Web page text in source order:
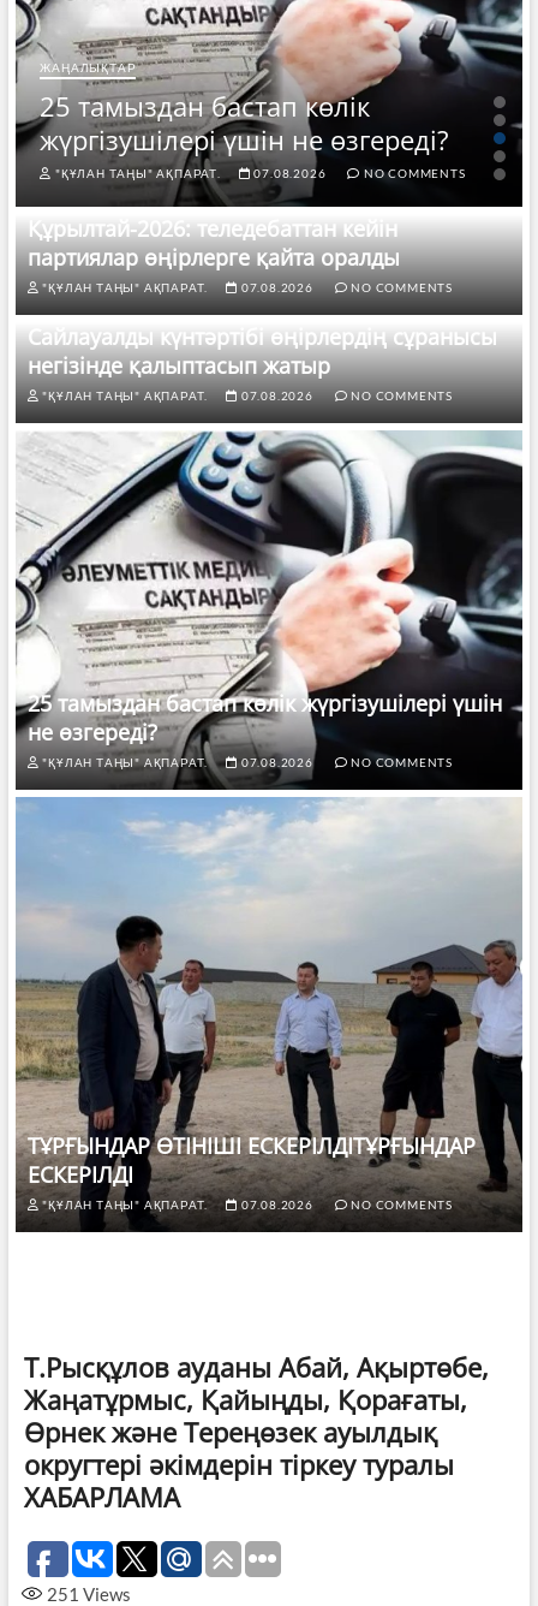
ЖАҢАЛЫҚТАР
25 тамыздан бастап көлік
жүргізушілері үшін не өзгереді?
"ҚҰЛАН ТАҢЫ" АҚПАРАТ. 07.08.2026 NO COMMENTS
Құрылтай-2026: теледебаттан кейін
партиялар өңірлерге қайта оралды
"ҚҰЛАН ТАҢЫ" АҚПАРАТ. 07.08.2026 NO COMMENTS
Сайлауалды күнтәртібі өңірлердің сұранысы
негізінде қалыптасып жатыр
"ҚҰЛАН ТАҢЫ" АҚПАРАТ. 07.08.2026 NO COMMENTS
25 тамыздан бастап көлік жүргізушілері үшін
не өзгереді?
"ҚҰЛАН ТАҢЫ" АҚПАРАТ. 07.08.2026 NO COMMENTS
ТҰРҒЫНДАР ӨТІНІШІ ЕСКЕРІЛДІТҰРҒЫНДАР
ЕСКЕРІЛДІ
"ҚҰЛАН ТАҢЫ" АҚПАРАТ. 07.08.2026 NO COMMENTS
Т.Рысқұлов ауданы Абай, Ақыртөбе,
Жаңатұрмыс, Қайыңды, Қорағаты,
Өрнек және Тереңөзек ауылдық
округтері әкімдерін тіркеу туралы
ХАБАРЛАМА
251 Views